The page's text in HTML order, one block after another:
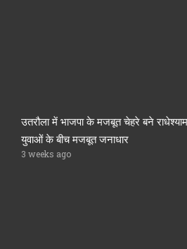
उतरौला में भाजपा के मजबूत चेहरे बने
युवाओं के बीच मजबूत जनाधार
3 weeks ago